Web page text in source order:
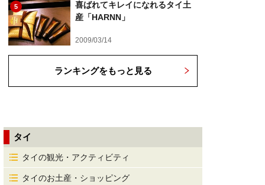
5
喜ばれてキレイになれるタイ土
産「HARNN」
2009/03/14
ランキングをもっと見る
タイ
タイの観光・アクティビティ
タイのお土産・ショッピング